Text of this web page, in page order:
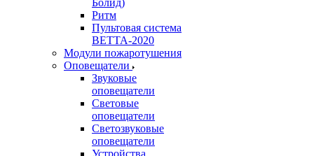
Болид)
Ритм
Пультовая система
ВЕТТА-2020
Модули пожаротушения
Оповещатели
Звуковые
оповещатели
Световые
оповещатели
Светозвуковые
оповещатели
Устройства